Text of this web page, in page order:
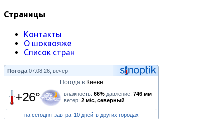
Страницы
Контакты
О шоквояже
Список стран
Погода 07.08.26, вечер
Погода в Киеве
+26° влажность: 66% давление: 746 мм
ветер: 2 м/с, северный
на сегодня завтра 10 дней в других городах